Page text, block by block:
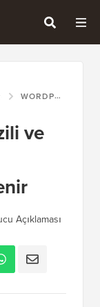
WORDPRESS'TE ALTI ÇIZILI VE İKI YANA YASLA METIN DÜĞMELERI NASIL EKLENIR
ve
Açıklaması